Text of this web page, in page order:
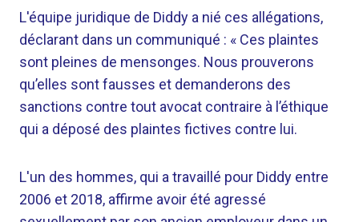
L'équipe juridique de Diddy a nié ces allégations,
déclarant dans un communiqué : « Ces plaintes
sont pleines de mensonges. Nous prouverons
qu’elles sont fausses et demanderons des
sanctions contre tout avocat contraire à l’éthique
qui a déposé des plaintes fictives contre lui.
L'un des hommes, qui a travaillé pour Diddy entre
2006 et 2018, affirme avoir été agressé